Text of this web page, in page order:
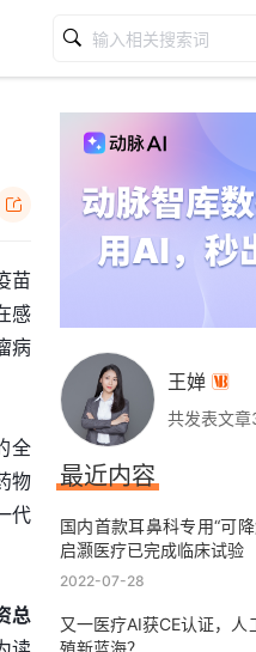

苗
感
病
全
物
代
总
王婵 
共发表文
最近内容
国内首款耳鼻科专用“可
启灏医疗已完成临床试验
2022-07-28
又一医疗AI获CE认证，
殖新蓝海？